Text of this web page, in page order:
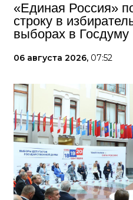
«Единая Россия»
строку в
выборах в Госдуму
06 августа 2026, 07:52